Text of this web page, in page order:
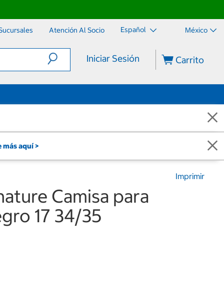
Atención Al Socio Español México
Iniciar Sesión Carrito
más aquí >
Imprimir
Camisa para
17 34/35